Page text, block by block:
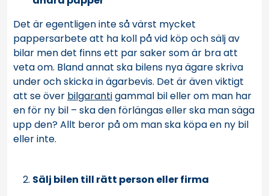
Det är egentligen inte så värst mycket
pappersarbete att ha koll på vid köp och sälj av
bilar men det finns ett par saker som är bra att
veta om. Bland annat ska bilens nya ägare skriva
under och skicka in ägarbevis. Det är även viktigt
att se över bilgarantigammal bileller om man har
en för ny bil – ska den förlängas eller ska man säga
upp den? Allt beror på om man ska köpa en ny bil
eller inte.
Sälj bilen till rätt person eller firma